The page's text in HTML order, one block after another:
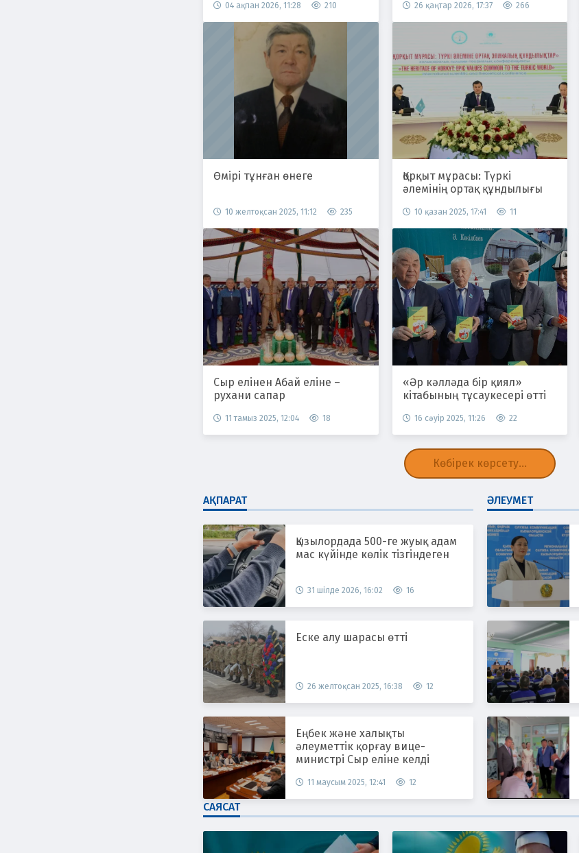
04 ақпан 2026, 11:28 210 26 қаңтар 2026, 17:37 266
Өмірі тұнған өнеге
10 желтоқсан 2025, 11:12 235
Қорқыт мұрасы: Түркі
әлемінің ортақ құндылығы
10 қазан 2025, 17:41 11
Сыр елінен Абай еліне –
рухани сапар
11 тамыз 2025, 12:04 18
«Әр кәлләда бір қиял»
кітабының тұсаукесері өтті
16 сәуір 2025, 11:26 22
Көбірек көрсету...
АҚПАРАТ
Қызылордада 500-ге жуық адам
мас күйінде көлік тізгіндеген
31 шілде 2026, 16:02 16
Еске алу шарасы өтті
26 желтоқсан 2025, 16:38 12
Еңбек және халықты
әлеуметтік қорғау вице-
министрі Сыр еліне келді
11 маусым 2025, 12:41 12
ӘЛЕУМЕТ
САЯСАТ